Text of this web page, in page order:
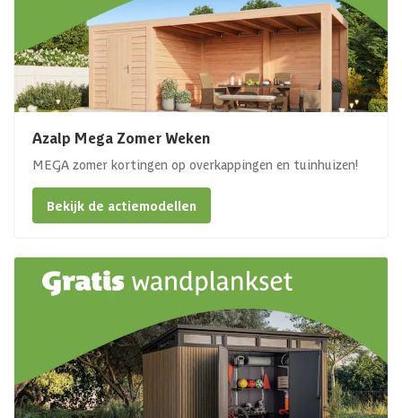
Azalp Mega Zomer Weken
MEGA zomer kortingen op overkappingen en tuinhuizen!
Bekijk de actiemodellen